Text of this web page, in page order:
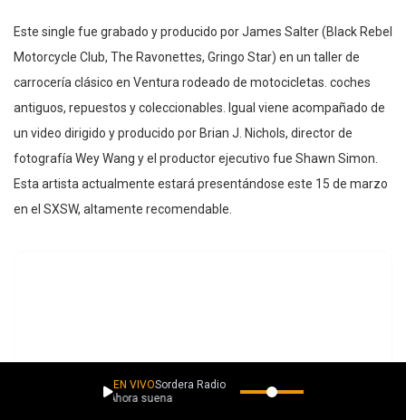
Este single fue grabado y producido por James Salter (Black Rebel
Motorcycle Club, The Ravonettes, Gringo Star) en un taller de
carrocería clásico en Ventura rodeado de motocicletas. coches
antiguos, repuestos y coleccionables. Igual viene acompañado de
un video dirigido y producido por Brian J. Nichols, director de
fotografía Wey Wang y el productor ejecutivo fue Shawn Simon.
Esta artista actualmente estará presentándose este 15 de marzo
en el SXSW, altamente recomendable.
EN VIVOSordera Radio
Ahora suena